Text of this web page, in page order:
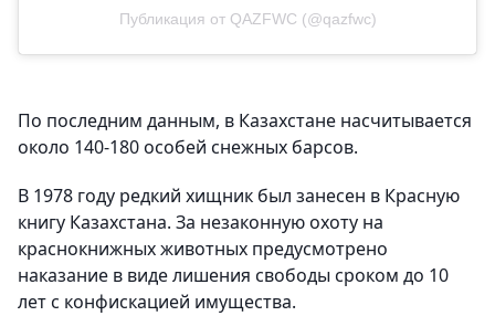
Публикация от QAZFWC (@qazfwc)
По последним данным, в Казахстане насчитывается
около 140-180 особей снежных барсов.
В 1978 году редкий хищник был занесен в Красную
книгу Казахстана. За незаконную охоту на
краснокнижных животных предусмотрено
наказание в виде лишения свободы сроком до 10
лет с конфискацией имущества.